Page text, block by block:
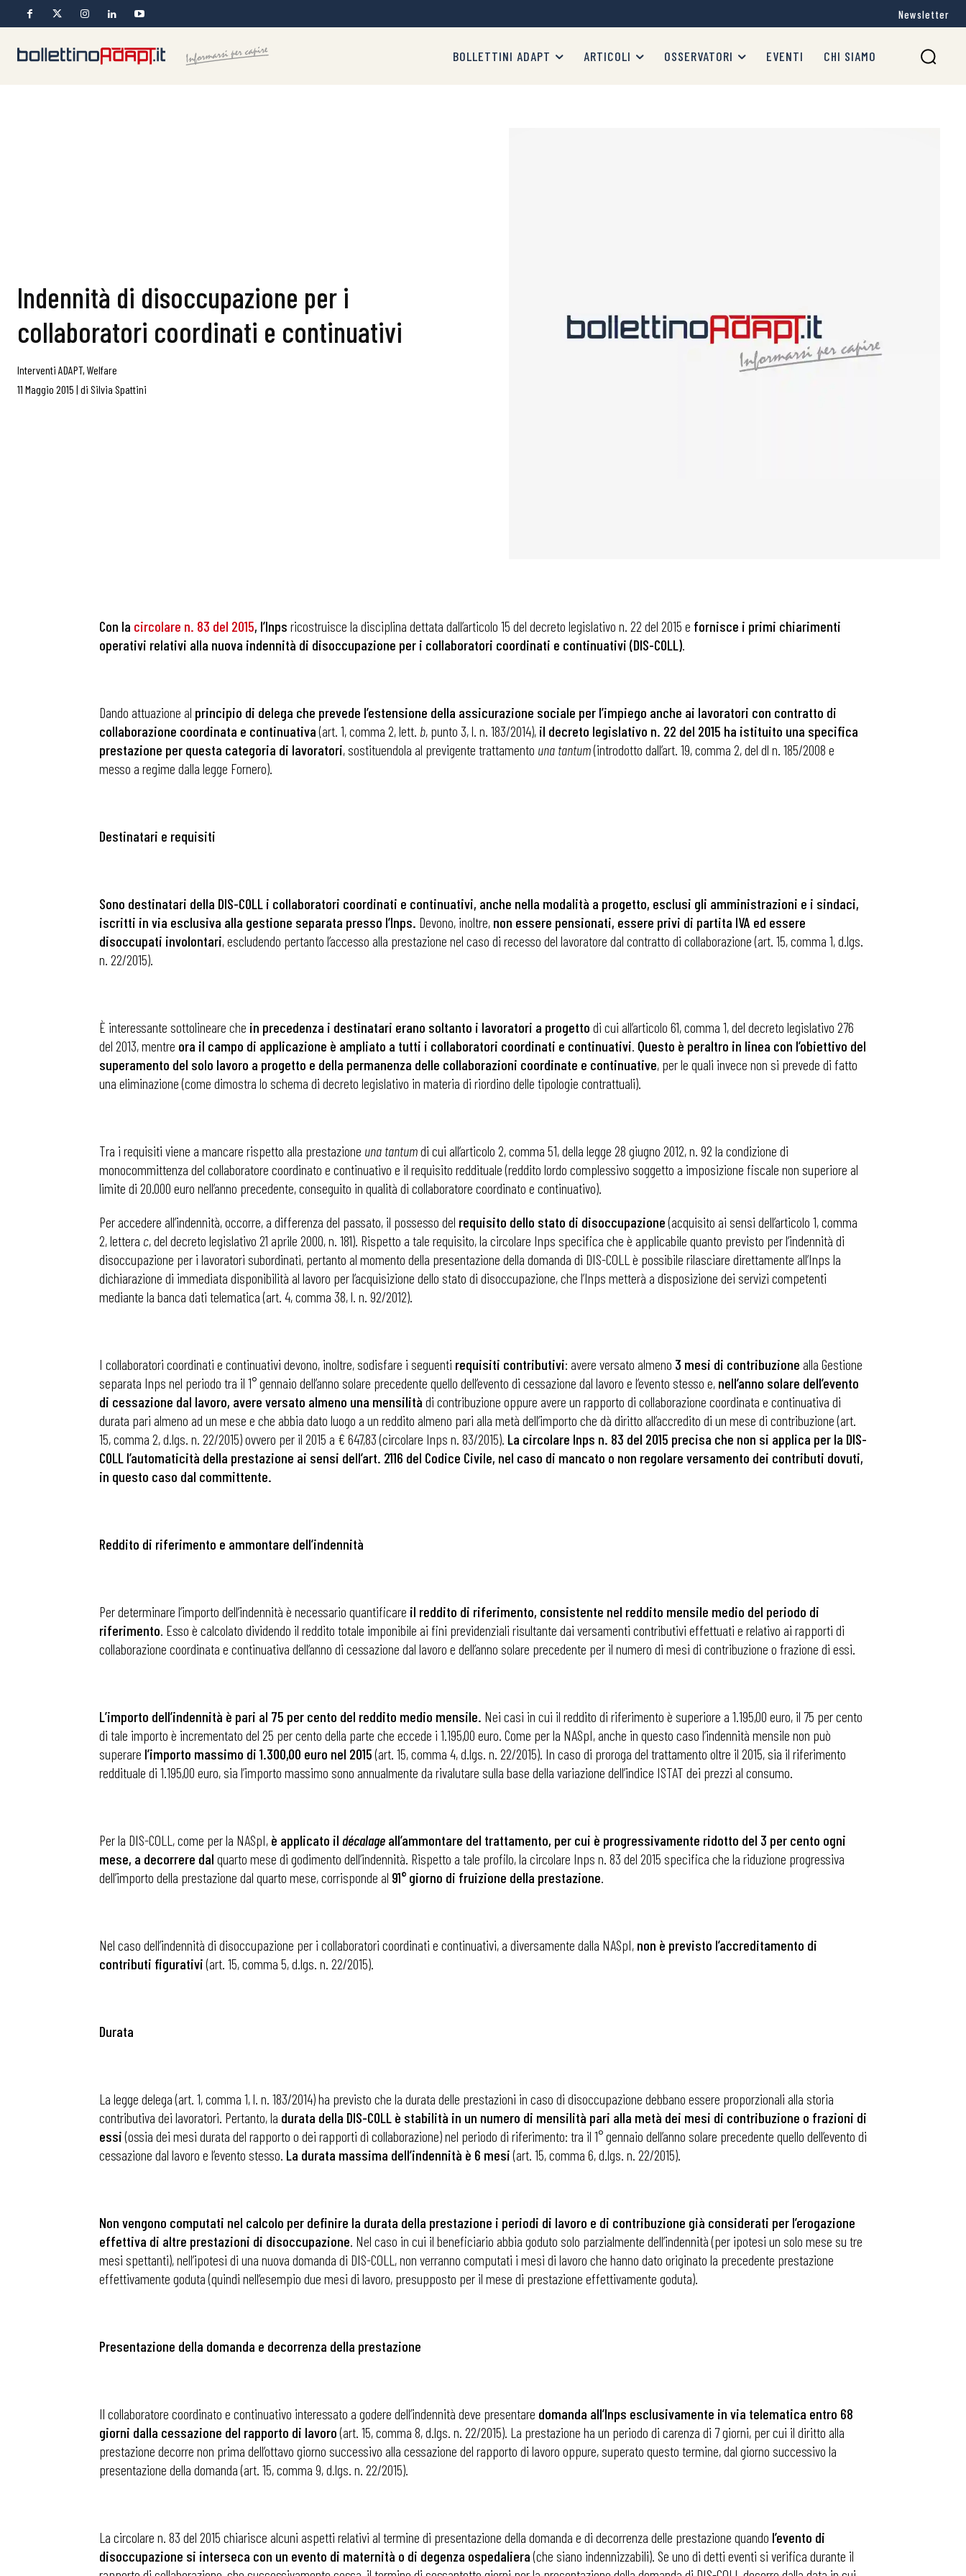
Articoli
Osservatori
Chi Siamo
Newsletter
BOLLETTINI ADAPT ARTICOLI OSSERVATORI EVENTI CHI SIAMO
Indennità di disoccupazione per i
collaboratori coordinati e continuativi
Interventi ADAPT, Welfare
11 Maggio 2015 | di Silvia Spattini
Con la circolare n. 83 del 2015, l’Inps ricostruisce la disciplina dettata dall’articolo 15 del decreto legislativo n. 22 del 2015 e fornisce i primi chiarimenti
operativi relativi alla nuova indennità di disoccupazione per i collaboratori coordinati e continuativi (DIS-COLL).
Dando attuazione al principio di delega che prevede l’estensione della assicurazione sociale per l’impiego anche ai lavoratori con contratto di
collaborazione coordinata e continuativa(art. 1, comma 2, lett. b, punto 3, l. n. 183/2014), il decreto legislativo n. 22 del 2015 ha istituito una specifica
prestazione per questa categoria di lavoratori, sostituendola al previgente trattamento una tantum(introdotto dall’art. 19, comma 2, del dl n. 185/2008 e
messo a regime dalla legge Fornero).
Destinatari e requisiti
Sono destinatari della DIS-COLL i collaboratori coordinati e continuativi, anche nella modalità a progetto, esclusi gli amministrazioni e i sindaci,
iscritti in via esclusiva alla gestione separata presso l’Inps. Devono, inoltre, non essere pensionati, essere privi di partita IVA ed essere
disoccupati involontari, escludendo pertanto l’accesso alla prestazione nel caso di recesso del lavoratore dal contratto di collaborazione (art. 15, comma 1, d.lgs.
n. 22/2015).
È interessante sottolineare che in precedenza i destinatari erano soltanto i lavoratori a progetto di cui all’articolo 61, comma 1, del decreto legislativo 276
del 2013, mentre ora il campo di applicazione è ampliato a tutti i collaboratori coordinati e continuativi. Questo è peraltro in linea con l’obiettivo del
superamento del solo lavoro a progetto e della permanenza delle collaborazioni coordinate e continuative, per le quali invece non si prevede di fatto
una eliminazione (come dimostra lo schema di decreto legislativo in materia di riordino delle tipologie contrattuali).
Tra i requisiti viene a mancare rispetto alla prestazione una tantumdi cui all’articolo 2, comma 51, della legge 28 giugno 2012, n. 92 la condizione di
monocommittenza del collaboratore coordinato e continuativo e il requisito reddituale (reddito lordo complessivo soggetto a imposizione fiscale non superiore al
limite di 20.000 euro nell’anno precedente, conseguito in qualità di collaboratore coordinato e continuativo).
Per accedere all’indennità, occorre, a differenza del passato, il possesso del requisito dello stato di disoccupazione(acquisito ai sensi dell’articolo 1, comma
2, lettera c, del decreto legislativo 21 aprile 2000, n. 181). Rispetto a tale requisito, la circolare Inps specifica che è applicabile quanto previsto per l’indennità di
disoccupazione per i lavoratori subordinati, pertanto al momento della presentazione della domanda di DIS-COLL è possibile rilasciare direttamente all’Inps la
dichiarazione di immediata disponibilità al lavoro per l’acquisizione dello stato di disoccupazione, che l’Inps metterà a disposizione dei servizi competenti
mediante la banca dati telematica (art. 4, comma 38, l. n. 92/2012).
I collaboratori coordinati e continuativi devono, inoltre, sodisfare i seguenti requisiti contributivi: avere versato almeno 3 mesi di contribuzione alla Gestione
separata Inps nel periodo tra il 1° gennaio dell’anno solare precedente quello dell’evento di cessazione dal lavoro e l’evento stesso e, nell’anno solare dell’evento
di cessazione dal lavoro, avere versato almeno una mensilità di contribuzione oppure avere un rapporto di collaborazione coordinata e continuativa di
durata pari almeno ad un mese e che abbia dato luogo a un reddito almeno pari alla metà dell’importo che dà diritto all’accredito di un mese di contribuzione (art.
15, comma 2, d.lgs. n. 22/2015) ovvero per il 2015 a € 647,83 (circolare Inps n. 83/2015). La circolare Inps n. 83 del 2015 precisa che non si applica per la DIS-
COLL l’automaticità della prestazione ai sensi dell’art. 2116 del Codice Civile, nel caso di mancato o non regolare versamento dei contributi dovuti,
in questo caso dal committente.
Reddito di riferimento e ammontare dell’indennità
Per determinare l’importo dell’indennità è necessario quantificare il reddito di riferimento, consistente nel reddito mensile medio del periodo di
riferimento. Esso è calcolato dividendo il reddito totale imponibile ai fini previdenziali risultante dai versamenti contributivi effettuati e relativo ai rapporti di
collaborazione coordinata e continuativa dell’anno di cessazione dal lavoro e dell’anno solare precedente per il numero di mesi di contribuzione o frazione di essi.
L’importo dell’indennità è pari al 75 per cento del reddito medio mensile. Nei casi in cui il reddito di riferimento è superiore a 1.195,00 euro, il 75 per cento
di tale importo è incrementato del 25 per cento della parte che eccede i 1.195,00 euro. Come per la NASpI, anche in questo caso l’indennità mensile non può
superare l’importo massimo di 1.300,00 euro nel 2015(art. 15, comma 4, d.lgs. n. 22/2015). In caso di proroga del trattamento oltre il 2015, sia il riferimento
reddituale di 1.195,00 euro, sia l’importo massimo sono annualmente da rivalutare sulla base della variazione dell’indice ISTAT dei prezzi al consumo.
Per la DIS-COLL, come per la NASpI, è applicato il décalage all’ammontare del trattamento, per cui è progressivamente ridotto del 3 per cento ogni
mese, a decorrere dal quarto mese di godimento dell’indennità. Rispetto a tale profilo, la circolare Inps n. 83 del 2015 specifica che la riduzione progressiva
dell’importo della prestazione dal quarto mese, corrisponde al 91° giorno di fruizione della prestazione.
Nel caso dell’indennità di disoccupazione per i collaboratori coordinati e continuativi, a diversamente dalla NASpI, non è previsto l’accreditamento di
contributi figurativi(art. 15, comma 5, d.lgs. n. 22/2015).
Durata
La legge delega (art. 1, comma 1, l. n. 183/2014) ha previsto che la durata delle prestazioni in caso di disoccupazione debbano essere proporzionali alla storia
contributiva dei lavoratori. Pertanto, la durata della DIS-COLL è stabilità in un numero di mensilità pari alla metà dei mesi di contribuzione o frazioni di
essi(ossia dei mesi durata del rapporto o dei rapporti di collaborazione) nel periodo di riferimento: tra il 1° gennaio dell’anno solare precedente quello dell’evento di
cessazione dal lavoro e l’evento stesso. La durata massima dell’indennità è 6 mesi(art. 15, comma 6, d.lgs. n. 22/2015).
Non vengono computati nel calcolo per definire la durata della prestazione i periodi di lavoro e di contribuzione già considerati per l’erogazione
effettiva di altre prestazioni di disoccupazione. Nel caso in cui il beneficiario abbia goduto solo parzialmente dell’indennità (per ipotesi un solo mese su tre
mesi spettanti), nell’ipotesi di una nuova domanda di DIS-COLL, non verranno computati i mesi di lavoro che hanno dato originato la precedente prestazione
effettivamente goduta (quindi nell’esempio due mesi di lavoro, presupposto per il mese di prestazione effettivamente goduta).
Presentazione della domanda e decorrenza della prestazione
Il collaboratore coordinato e continuativo interessato a godere dell’indennità deve presentare domanda all’Inps esclusivamente in via telematica entro 68
giorni dalla cessazione del rapporto di lavoro(art. 15, comma 8, d.lgs. n. 22/2015). La prestazione ha un periodo di carenza di 7 giorni, per cui il diritto alla
prestazione decorre non prima dell’ottavo giorno successivo alla cessazione del rapporto di lavoro oppure, superato questo termine, dal giorno successivo la
presentazione della domanda (art. 15, comma 9, d.lgs. n. 22/2015).
La circolare n. 83 del 2015 chiarisce alcuni aspetti relativi al termine di presentazione della domanda e di decorrenza delle prestazione quando l’evento di
disoccupazione si interseca con un evento di maternità o di degenza ospedaliera(che siano indennizzabili). Se uno di detti eventi si verifica durante il